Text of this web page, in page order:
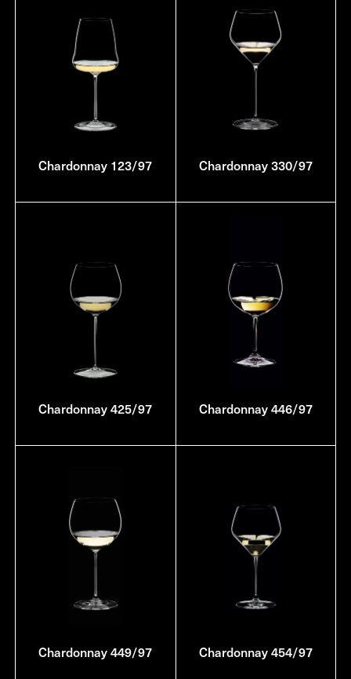
Chardonnay 123/97 Chardonnay 330/97
Chardonnay 425/97 Chardonnay 446/97
Chardonnay 449/97 Chardonnay 454/97